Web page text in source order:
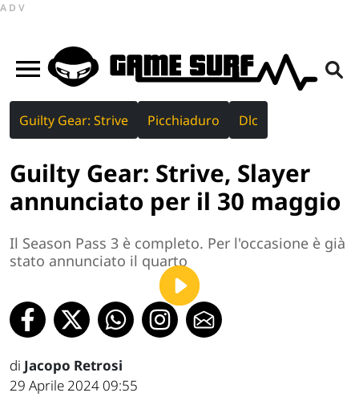
ADV
Guilty Gear: Strive Picchiaduro Dlc
Guilty Gear: Strive, Slayer
annunciato per il 30 maggio
Il Season Pass 3 è completo. Per l'occasione è già
stato annunciato il quarto
di Jacopo Retrosi
29 Aprile 2024 09:55